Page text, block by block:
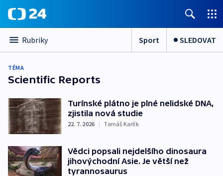
Rubriky Sport SLEDOVAT
TÉMA
Scientific Reports
Turínské plátno je plné nelidské DNA,
zjistila nová studie
22. 7. 2026 | Tomáš Karlík
Vědci popsali nejdelšího dinosaura
jihovýchodní Asie. Je větší než
tyrannosaurus